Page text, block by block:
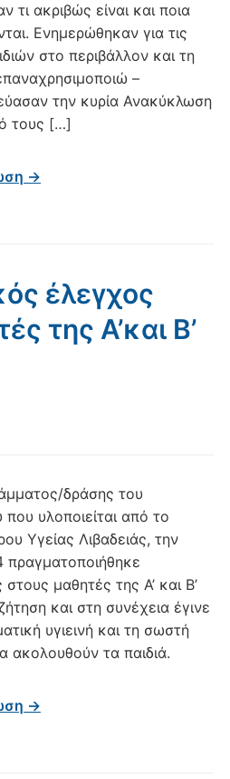
τι ακριβώς είναι και ποια
Ενημερώθηκαν για τις
στο περιβάλλον και τη
–
την κυρία Ανακύκλωση
τους […]
→
έλεγχος
της Α’και Β’
δράσης του
υλοποιείται από το
Υγείας Λιβαδειάς, την
πραγματοποιήθηκε
μαθητές της Α’ και Β’
και στη συνέχεια έγινε
υγιεινή και τη σωστή
ακολουθούν τα παιδιά.
→